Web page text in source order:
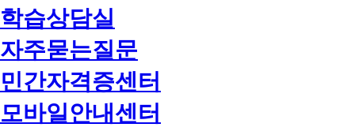
학습상담실
자주묻는질문
민간자격증센터
모바일안내센터